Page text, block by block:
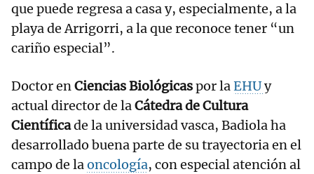
que puede regresa a casa y, especialmente, a la
playa de Arrigorri, a la que reconoce tener “un
cariño especial”.
Doctor enCiencias Biológicaspor laEHUy
actual director de laCátedra de Cultura
Científicade la universidad vasca, Badiola ha
desarrollado buena parte de su trayectoria en el
campo de laoncología, con especial atención al